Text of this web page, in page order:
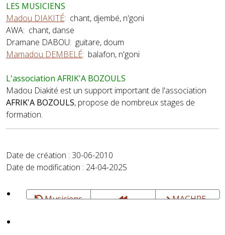
LES MUSICIENS
Madou DIAKITÉ: chant, djembé, n'goni
AWA: chant, danse
Dramane DABOU: guitare, doum
Mamadou DEMBELÉ: balafon, n'goni
L'association AFRIK'A BOZOULS
Madou Diakité est un support important de l'association
AFRIK'A BOZOULS, propose de nombreux stages de
formation.
Date de création : 30-06-2010
Date de modification : 24-04-2025
Musiciens
MAGHRE-